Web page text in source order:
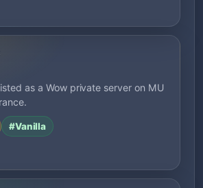
as a Wow private server on MU
#Vanilla